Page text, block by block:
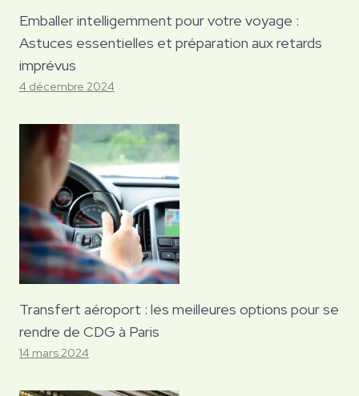
Emballer intelligemment pour votre voyage :
Astuces essentielles et préparation aux retards
imprévus
4 décembre 2024
Transfert aéroport : les meilleures options pour se
rendre de CDG à Paris
14 mars 2024